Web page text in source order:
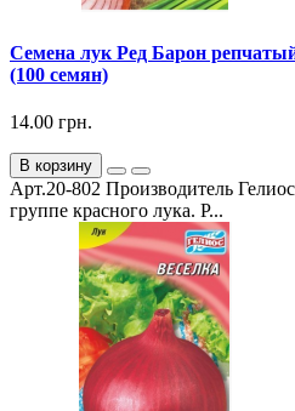
Семена лук Ред Барон
(100 семян)
14.00 грн.
В корзину
Арт.20-802 Производитель
группе красного лука. Р...